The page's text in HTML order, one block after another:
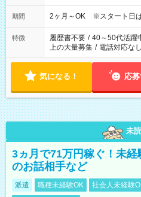
期間 2ヶ月～OK ※スタート日は
特徴 履歴書不要 / 40～50代活躍
上の大量募集 / 電話対応なし
気になる！ 応
未読
3ヵ月で71万円稼ぐ！未
のお話相手など
派遣 職種未経験OK 社会人未経験